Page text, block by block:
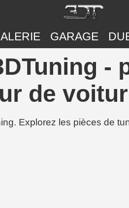
GARAGE
-
de
Explorez les pièces de